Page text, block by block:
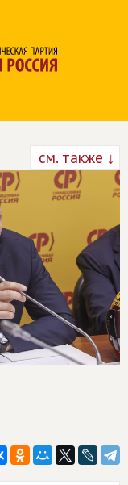
см. также ↓